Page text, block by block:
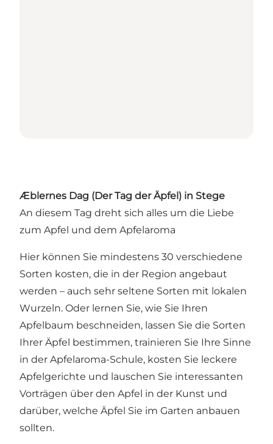
Æblernes Dag (Der Tag der Äpfel) in Stege
An diesem Tag dreht sich alles um die Liebe
zum Apfel und dem Apfelaroma
Hier können Sie mindestens 30 verschiedene
Sorten kosten, die in der Region angebaut
werden – auch sehr seltene Sorten mit lokalen
Wurzeln. Oder lernen Sie, wie Sie Ihren
Apfelbaum beschneiden, lassen Sie die Sorten
Ihrer Äpfel bestimmen, trainieren Sie Ihre Sinne
in der Apfelaroma-Schule, kosten Sie leckere
Apfelgerichte und lauschen Sie interessanten
Vorträgen über den Apfel in der Kunst und
darüber, welche Äpfel Sie im Garten anbauen
sollten.